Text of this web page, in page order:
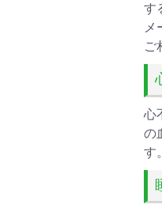
す
メ
ご
心
の
す